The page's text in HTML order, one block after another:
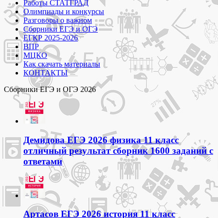
Работы СТАТГРАД
Олимпиады и конкурсы
Разговоры о важном
Сборники ЕГЭ и ОГЭ
ЕГКР 2025-2026
ВПР
МЦКО
Как скачать материалы
КОНТАКТЫ
Сборники ЕГЭ и ОГЭ 2026
Демидова ЕГЭ 2026 физика 11 класс
отличный результат сборник 1600 заданий с
ответами
Артасов ЕГЭ 2026 история 11 класс